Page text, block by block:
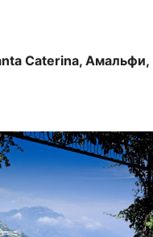
Caterina, Амальфи,